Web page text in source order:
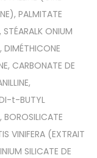
PALMITATE
STÉARALK ONIUM
CARBONATE DE
DI-t-BUTYL
VINIFERA (EXTRAIT
SILICATE DE